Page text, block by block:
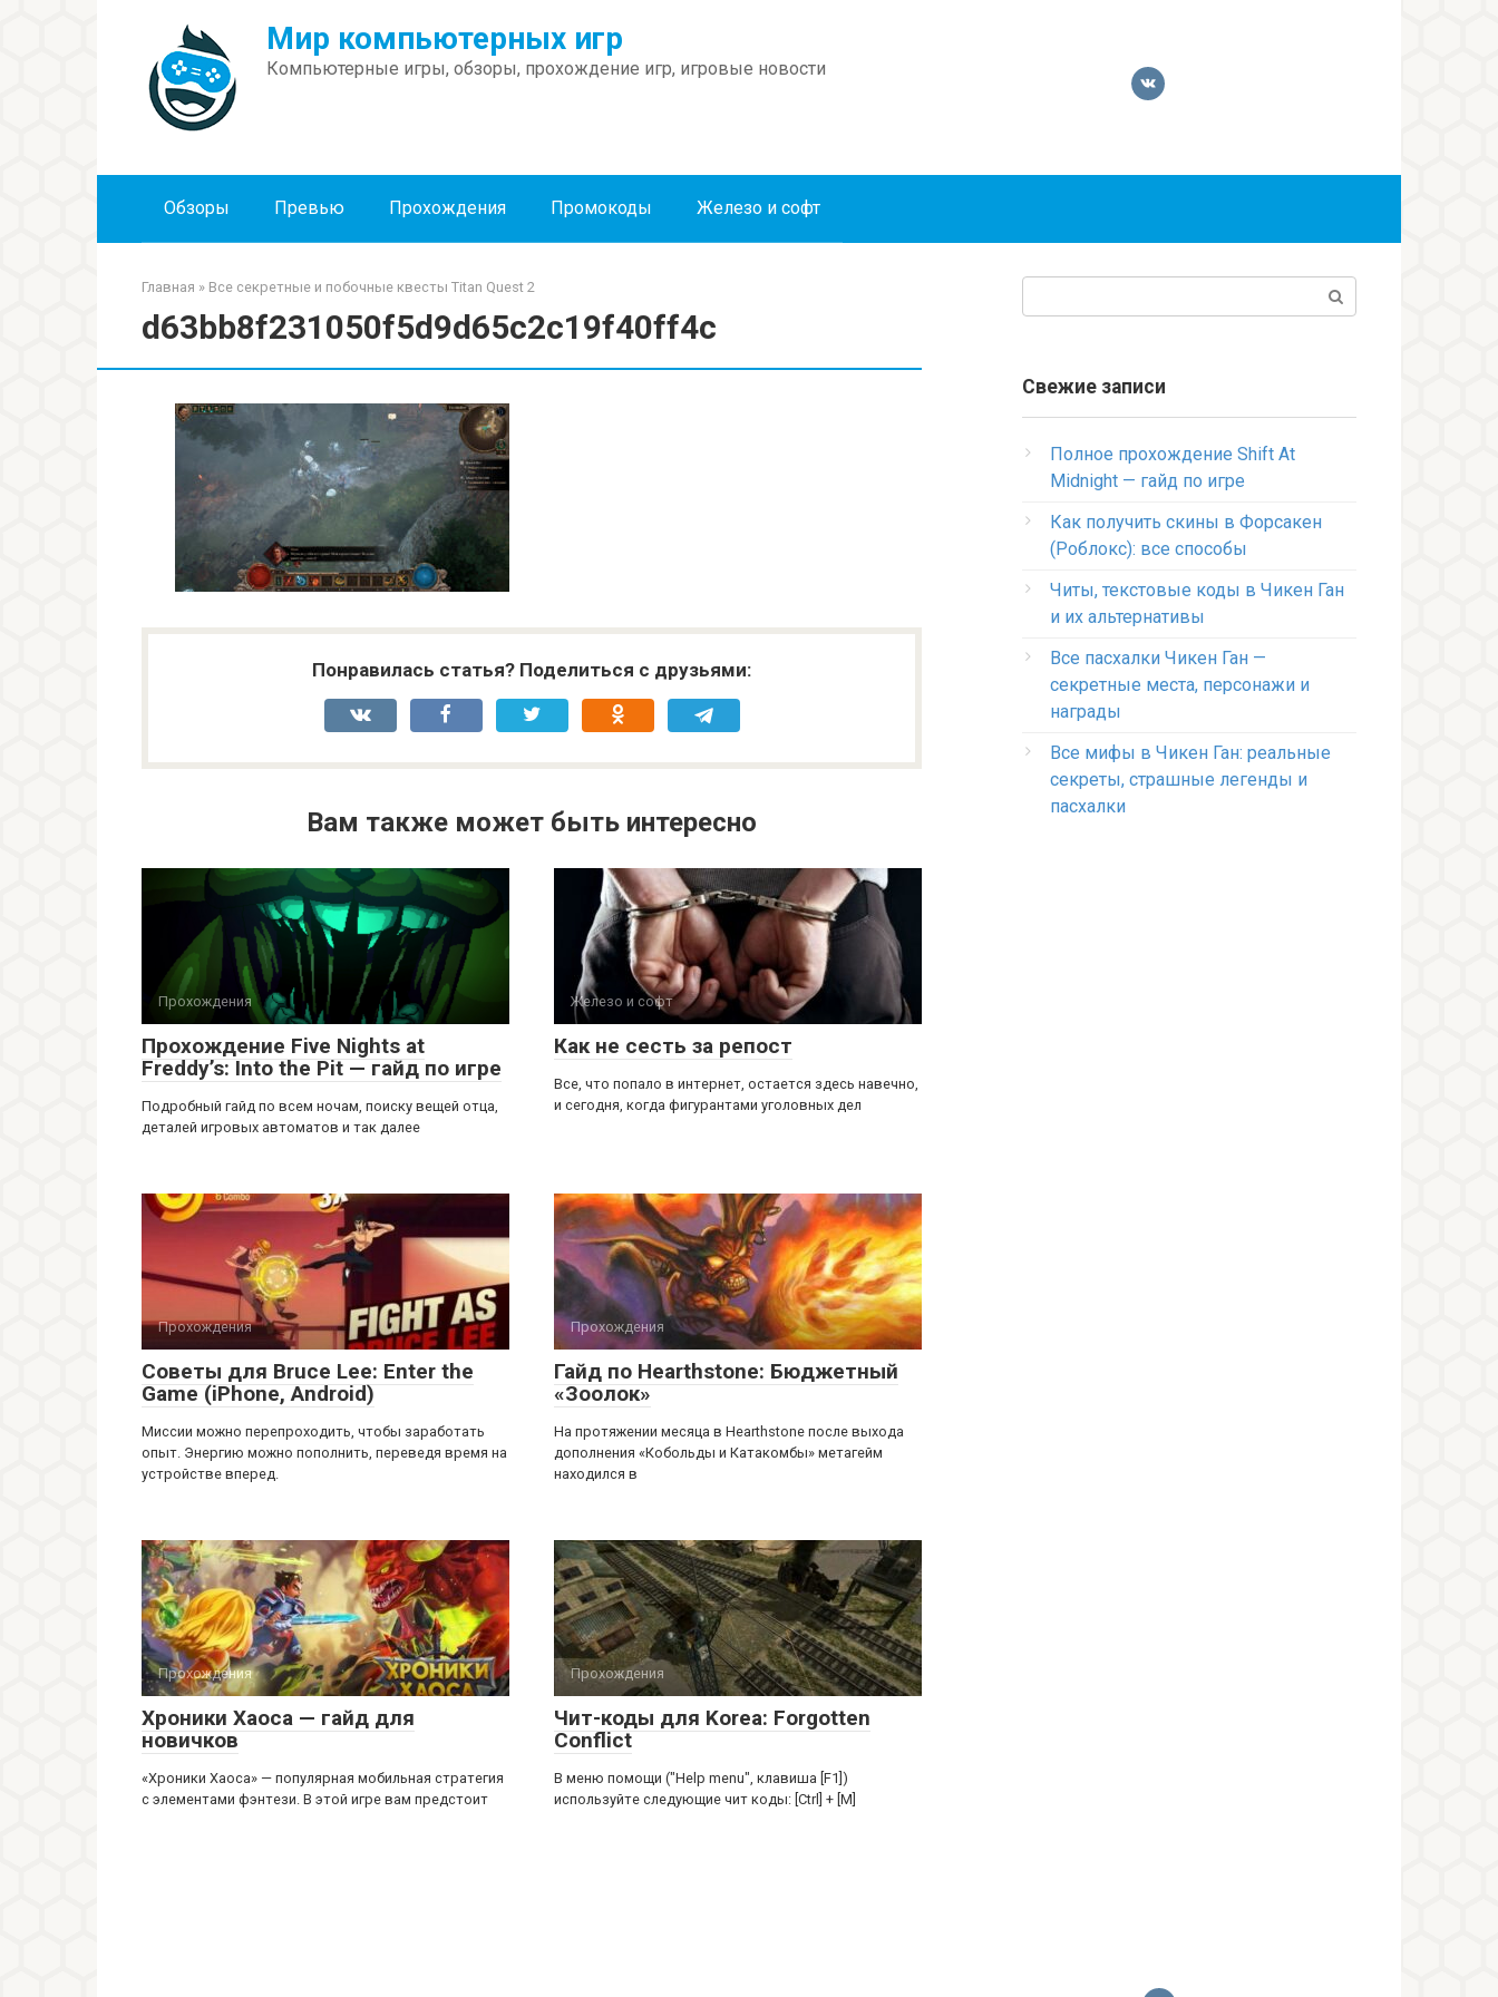
Мир компьютерных игр
Компьютерные игры, обзоры, прохождение игр, игровые новости
Обзоры Превью Прохождения Промокоды Железо и софт
Главная » Все секретные и побочные квесты Titan Quest 2
d63bb8f231050f5d9d65c2c19f40ff4c
Понравилась статья? Поделиться с друзьями:
Вам также может быть интересно
Прохождения
Прохождение Five Nights at
Freddy’s: Into the Pit — гайд по игре
Подробный гайд по всем ночам, поиску вещей отца,
деталей игровых автоматов и так далее
Железо и софт
Как не сесть за репост
Все, что попало в интернет, остается здесь навечно,
и сегодня, когда фигурантами уголовных дел
Прохождения
Советы для Bruce Lee: Enter the
Game (iPhone, Android)
Миссии можно перепроходить, чтобы заработать
опыт. Энергию можно пополнить, переведя время на
устройстве вперед.
Прохождения
Гайд по Hearthstone: Бюджетный
«Зоолок»
На протяжении месяца в Hearthstone после выхода
дополнения «Кобольды и Катакомбы» метагейм
находился в
Прохождения
Хроники Хаоса — гайд для
новичков
«Хроники Хаоса» — популярная мобильная стратегия
с элементами фэнтези. В этой игре вам предстоит
Прохождения
Чит-коды для Korea: Forgotten
Conflict
В меню помощи ("Help menu", клавиша [F1])
используйте следующие чит коды: [Ctrl] + [M]
Свежие записи
Полное прохождение Shift At
Midnight — гайд по игре
Как получить скины в Форсакен
(Роблокс): все способы
Читы, текстовые коды в Чикен Ган
и их альтернативы
Все пасхалки Чикен Ган —
секретные места, персонажи и
награды
Все мифы в Чикен Ган: реальные
секреты, страшные легенды и
пасхалки